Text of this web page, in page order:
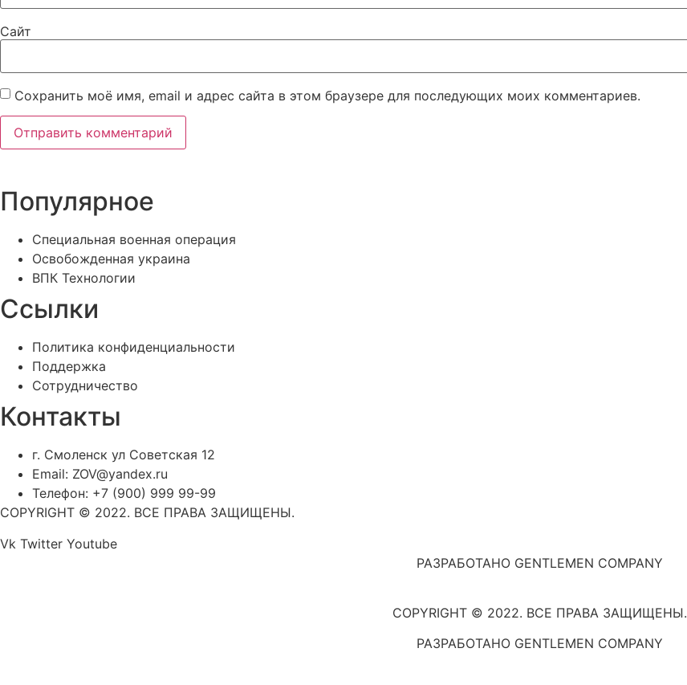
Сайт
Сохранить моё имя, email и адрес сайта в этом браузере для последующих моих комментариев.
Популярное
Специальная военная операция
Освобожденная украина
ВПК Технологии
Ссылки
Политика конфиденциальности
Поддержка
Сотрудничество
Контакты
г. Смоленск ул Советская 12
Email: ZOV@yandex.ru
Телефон: +7 (900) 999 99-99
COPYRIGHT © 2022. ВСЕ ПРАВА ЗАЩИЩЕНЫ.
Vk Twitter Youtube
РАЗРАБОТАНО GENTLEMEN COMPANY
COPYRIGHT © 2022. ВСЕ ПРАВА ЗАЩИЩЕНЫ.
РАЗРАБОТАНО GENTLEMEN COMPANY